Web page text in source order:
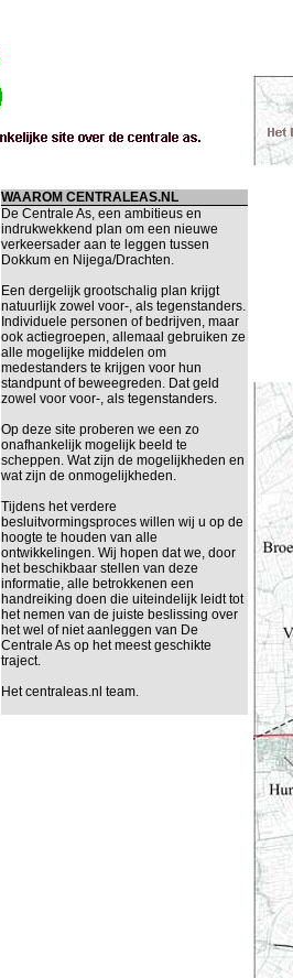
WAAROM CENTRALEAS.NL
De Centrale As, een ambitieus en
indrukwekkend plan om een nieuwe
verkeersader aan te leggen tussen
Dokkum en Nijega/Drachten.
Een dergelijk grootschalig plan krijgt
natuurlijk zowel voor-, als tegenstanders.
Individuele personen of bedrijven, maar
ook actiegroepen, allemaal gebruiken ze
alle mogelijke middelen om
medestanders te krijgen voor hun
standpunt of beweegreden. Dat geld
zowel voor voor-, als tegenstanders.
Op deze site proberen we een zo
onafhankelijk mogelijk beeld te
scheppen. Wat zijn de mogelijkheden en
wat zijn de onmogelijkheden.
Tijdens het verdere
besluitvormingsproces willen wij u op de
hoogte te houden van alle
ontwikkelingen. Wij hopen dat we, door
het beschikbaar stellen van deze
informatie, alle betrokkenen een
handreiking doen die uiteindelijk leidt tot
het nemen van de juiste beslissing over
het wel of niet aanleggen van De
Centrale As op het meest geschikte
traject.
Het centraleas.nl team.